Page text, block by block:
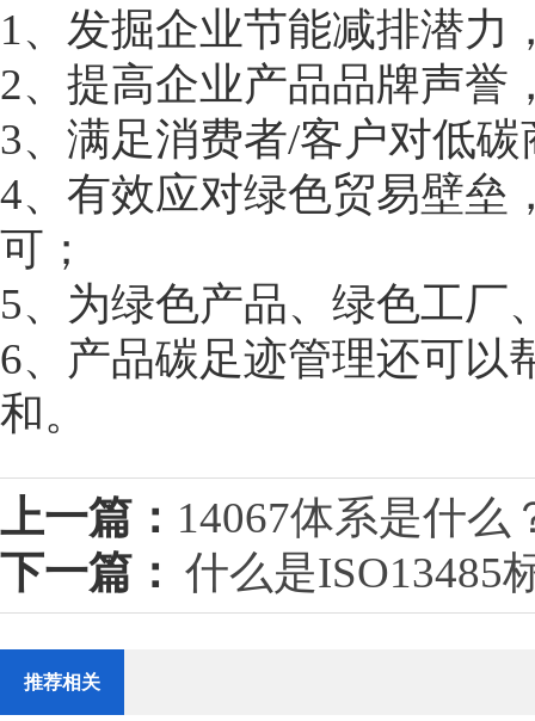
1、发掘企业节能减排潜力
2、提高企业产品品牌声誉
3、满足消费者/客户对低
4、有效应对绿色贸易壁垒
可；
5、为绿色产品、绿色工厂
6、产品碳足迹管理还可以
和。
上一篇： 14067体系是什么
下一篇： 什么是ISO13485
推荐相关